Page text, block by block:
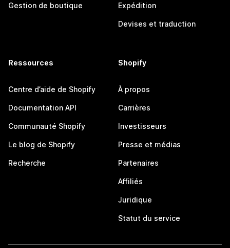
Gestion de boutique Expédition
Devises et traduction
Ressources
Centre d’aide de Shopify
Documentation API
Communauté Shopify
Le blog de Shopify
Recherche
Shopify
À propos
Carrières
Investisseurs
Presse et médias
Partenaires
Affiliés
Juridique
Statut du service